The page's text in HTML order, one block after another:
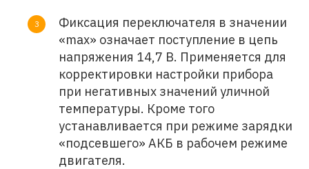
Фиксация переключателя в значении
«max» означает поступление в цепь
напряжения 14,7 В. Применяется для
корректировки настройки прибора
при негативных значений уличной
температуры. Кроме того
устанавливается при режиме зарядки
«подсевшего» АКБ в рабочем режиме
двигателя.